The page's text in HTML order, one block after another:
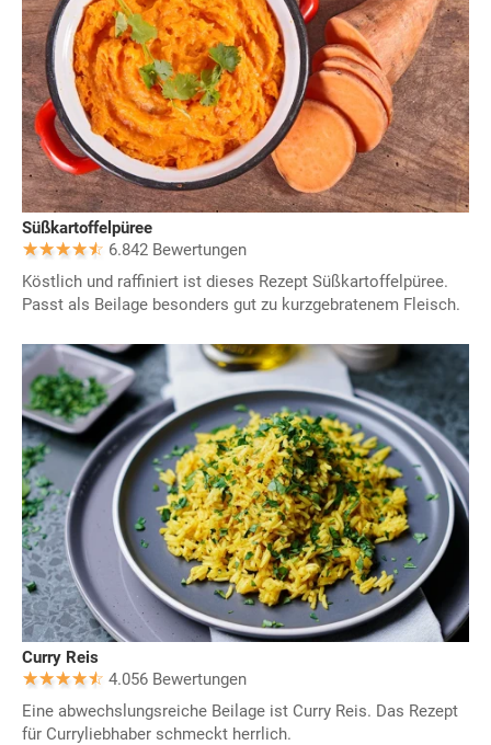
Süßkartoffelpüree
6.842 Bewertungen
Köstlich und raffiniert ist dieses Rezept Süßkartoffelpüree.
Passt als Beilage besonders gut zu kurzgebratenem Fleisch.
Curry Reis
4.056 Bewertungen
Eine abwechslungsreiche Beilage ist Curry Reis. Das Rezept
für Curryliebhaber schmeckt herrlich.